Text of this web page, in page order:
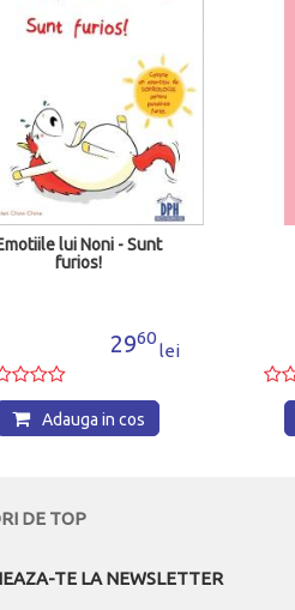
lui Noni - Sunt
furios!
2960
lei
Adauga in cos
DE TOP
TE LA NEWSLETTER